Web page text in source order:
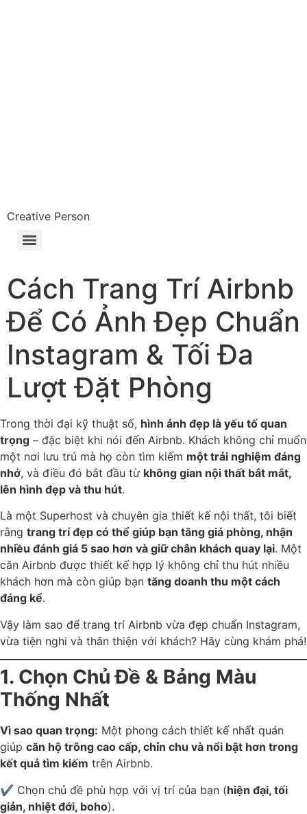
Creative Person
Cách Trang Trí Airbnb
Để Có Ảnh Đẹp Chuẩn
Instagram & Tối Đa
Lượt Đặt Phòng
Trong thời đại kỹ thuật số, hình ảnh đẹp là yếu tố quan
trọng – đặc biệt khi nói đến Airbnb. Khách không chỉ muốn
một nơi lưu trú mà họ còn tìm kiếm một trải nghiệm đáng
nhớ, và điều đó bắt đầu từ không gian nội thất bắt mắt,
lên hình đẹp và thu hút.
Là một Superhost và chuyên gia thiết kế nội thất, tôi biết
rằng trang trí đẹp có thể giúp bạn tăng giá phòng, nhận
nhiều đánh giá 5 sao hơn và giữ chân khách quay lại. Một
căn Airbnb được thiết kế hợp lý không chỉ thu hút nhiều
khách hơn mà còn giúp bạn tăng doanh thu một cách
đáng kể.
Vậy làm sao để trang trí Airbnb vừa đẹp chuẩn Instagram,
vừa tiện nghi và thân thiện với khách? Hãy cùng khám phá!
1. Chọn Chủ Đề & Bảng Màu
Thống Nhất
Vì sao quan trọng: Một phong cách thiết kế nhất quán
giúp căn hộ trông cao cấp, chỉn chu và nổi bật hơn trong
kết quả tìm kiếm trên Airbnb.
✔ Chọn chủ đề phù hợp với vị trí của bạn (hiện đại, tối
giản, nhiệt đới, boho).